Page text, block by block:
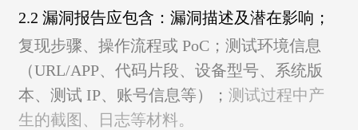
2.2 漏洞报告应包含：漏洞描述及潜在影响；
复现步骤、操作流程或 PoC；测试环境信息
（URL/APP、代码片段、设备型号、系统版
本、测试 IP、账号信息等）；测试过程中产
生的截图、日志等材料。